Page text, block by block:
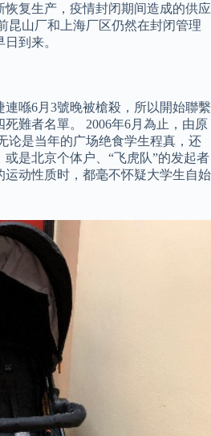
复生产，疫情封闭期间造成的供应
昆山厂和上海厂区仍然在封闭管理
到来。
喺6月3號晚被槍殺，所以開始聯繫
難者名單。 2006年6月為止，由原
论是当年的广场绝食学生程真，还
是北京个体户、“飞虎队”的发起者
动性质时，都毫不怀疑大学生自始